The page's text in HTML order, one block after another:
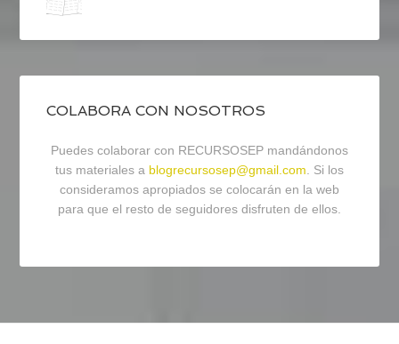
COLABORA CON NOSOTROS
Puedes colaborar con RECURSOSEP mandándonos
tus materiales a blogrecursosep@gmail.com. Si los
consideramos apropiados se colocarán en la web
para que el resto de seguidores disfruten de ellos.